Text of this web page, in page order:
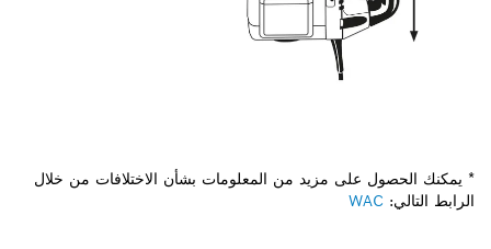
* يمكنك الحصول على مزيد من المعلومات بشأن الاختلافات من خلال
الرابط التالي: WAC